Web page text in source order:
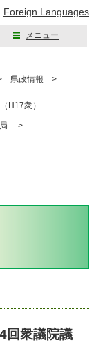
Foreign Languages
メニュー
県政情報 >
H17衆）
局 >
回衆議院議